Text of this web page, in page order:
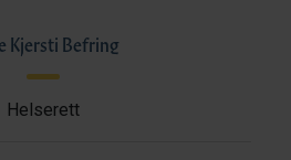
Kjersti Befring
Helserett